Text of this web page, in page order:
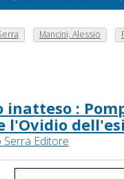
Mancini, Alessio
inatteso :
l'Ovidio
Serra Editore